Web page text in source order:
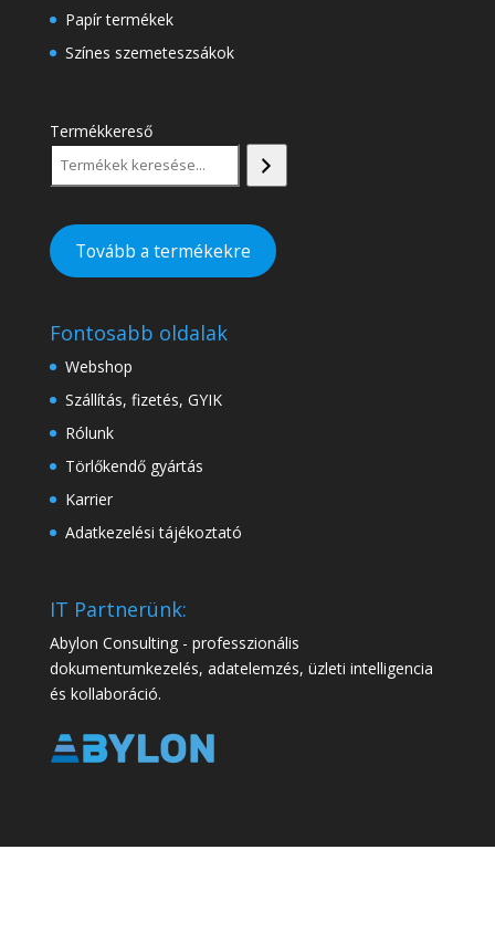
Papír termékek
Színes szemeteszsákok
Termékkereső
Tovább a termékekre
Fontosabb oldalak
Webshop
Szállítás, fizetés, GYIK
Rólunk
Törlőkendő gyártás
Karrier
Adatkezelési tájékoztató
IT Partnerünk:
Abylon Consulting - professzionális
dokumentumkezelés, adatelemzés, üzleti intelligencia
és kollaboráció.